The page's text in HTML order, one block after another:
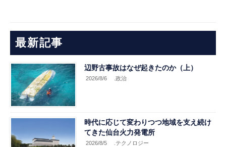
最新記事
辺野古事故はなぜ起きたのか（上）
2026/8/6 .政治
時代に応じて変わりつつ地域を支え続け
てきた仙台火力発電所
2026/8/5 .テクノロジー